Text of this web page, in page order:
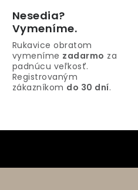
Nesedia?
Vymeníme.
Rukavice obratom
vymeníme zadarmo za
padnúcu veľkosť.
Registrovaným
zákazníkom do 30 dní.